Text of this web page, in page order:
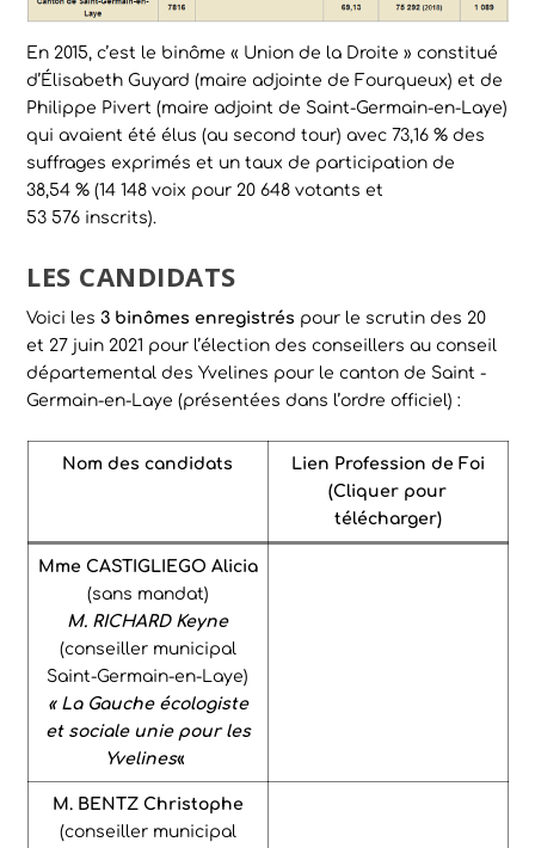
En 2015, c’est le binôme « Union de la Droite » constitué
d’Élisabeth Guyard (maire adjointe de Fourqueux) et de
Philippe Pivert (maire adjoint de Saint-Germain-en-Laye)
qui avaient été élus (au second tour) avec 73,16 % des
suffrages exprimés et un taux de participation de
38,54 % (14 148 voix pour 20 648 votants et
53 576 inscrits).
LES CANDIDATS
Voici les3 binômes enregistrés pour le scrutin des 20
et 27 juin 2021 pour l’élection des conseillers au conseil
départemental des Yvelines pour le canton de Saint -
Germain-en-Laye (présentées dans l’ordre officiel) :
Nom des candidats
Lien Profession de Foi
(Cliquer pour
télécharger)
Mme CASTIGLIEGO Alicia
(sans mandat)
M. RICHARD Keyne
(conseiller municipal
Saint-Germain-en-Laye)
« La Gauche écologiste
et sociale unie pour les
Yvelines«
M. BENTZ Christophe
(conseiller municipal